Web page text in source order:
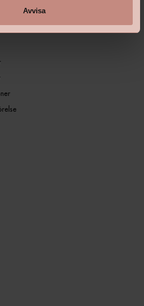
Avvisa